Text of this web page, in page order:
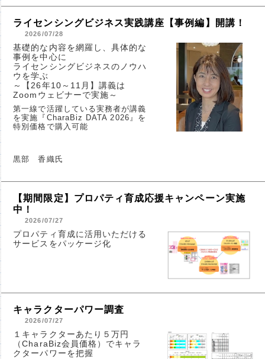
ライセンシングビジネス実践講座【事例編】開講！
2026/07/28
基礎的な内容を網羅し、具体的な
事例を中心に
ライセンシングビジネスのノウハ
ウを学ぶ
～【26年10～11月】講義は
Zoomウェビナーで実施～
第一線で活躍している実務者が講義
を実施『CharaBiz DATA 2026』を
特別価格で購入可能
黒部 香織氏
【期間限定】プロパティ育成応援キャンペーン実施
中！
2026/07/27
プロパティ育成に活用いただける
サービスをパッケージ化
キャラクターパワー調査
2026/07/27
１キャラクターあたり５万円
（CharaBiz会員価格）でキャラ
クターパワーを把握